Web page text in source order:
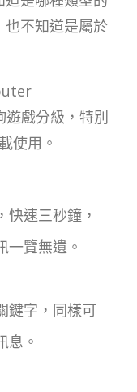
不知道是屬於
戲分級，特別
使用。
速三秒鐘，
一覽無遺。
鍵字，同樣可
息。